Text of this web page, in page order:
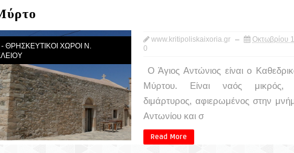
- ΘΡΗΣΚΕΥΤΙΚΟΙ ΧΩΡΟΙ Ν.
www.kritipoliskaixoria.gr
Οκτωβρίου
0
Ο Άγιος Αντώνιος είναι ο
Μύρτου. Είναι ναός μικρός,
διμάρτυρος, αφιερωμένος στην
Αντωνίου και σ
Read More